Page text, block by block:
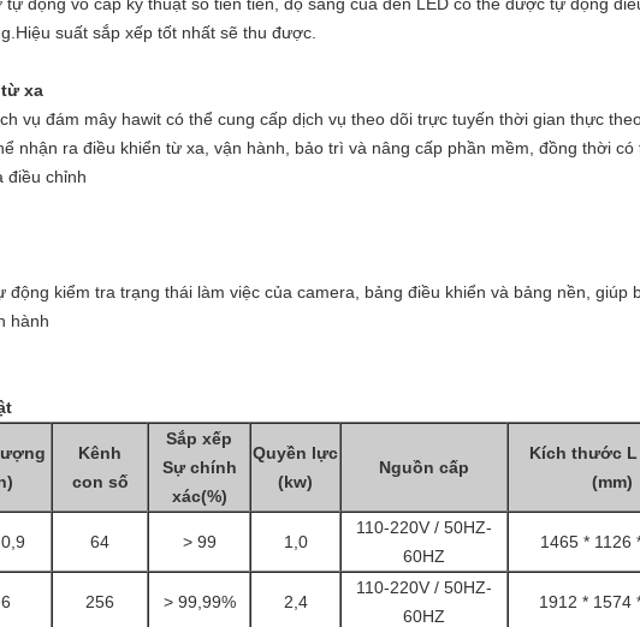
suất sắp xếp tốt nhất sẽ thu được.
xa
vụ đám mây hawit có thể cung cấp dịch vụ theo dõi trực tuyến thời gian thực
nhận ra điều khiển từ xa, vận hành, bảo trì và nâng cấp phần mềm, đồng thời
điều chỉnh
động kiểm tra trạng thái làm việc của camera, bảng điều khiển và bảng nền, giúp
hành
Kênh
con số
Sắp xếp
Sự chính
xác(%)
Quyền lực
(kw)
Nguồn cấp
Kích thước L
(mm)
64 > 99 1,0
110-220V / 50HZ-
60HZ
1465 * 1126
256 > 99,99% 2,4
110-220V / 50HZ-
60HZ
1912 * 1574